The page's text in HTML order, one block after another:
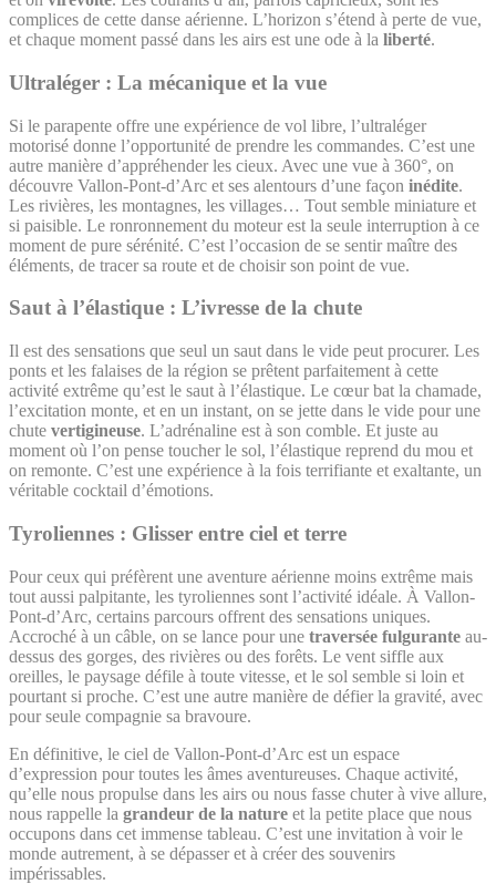
complices de cette danse aérienne. L’horizon s’étend à perte de vue,
et chaque moment passé dans les airs est une ode à la liberté.
Ultraléger : La mécanique et la vue
Si le parapente offre une expérience de vol libre, l’ultraléger
motorisé donne l’opportunité de prendre les commandes. C’est une
autre manière d’appréhender les cieux. Avec une vue à 360°, on
découvre Vallon-Pont-d’Arc et ses alentours d’une façon inédite.
Les rivières, les montagnes, les villages… Tout semble miniature et
si paisible. Le ronronnement du moteur est la seule interruption à ce
moment de pure sérénité. C’est l’occasion de se sentir maître des
éléments, de tracer sa route et de choisir son point de vue.
Saut à l’élastique : L’ivresse de la chute
Il est des sensations que seul un saut dans le vide peut procurer. Les
ponts et les falaises de la région se prêtent parfaitement à cette
activité extrême qu’est le saut à l’élastique. Le cœur bat la chamade,
l’excitation monte, et en un instant, on se jette dans le vide pour une
chute vertigineuse. L’adrénaline est à son comble. Et juste au
moment où l’on pense toucher le sol, l’élastique reprend du mou et
on remonte. C’est une expérience à la fois terrifiante et exaltante, un
véritable cocktail d’émotions.
Tyroliennes : Glisser entre ciel et terre
Pour ceux qui préfèrent une aventure aérienne moins extrême mais
tout aussi palpitante, les tyroliennes sont l’activité idéale. À Vallon-
Pont-d’Arc, certains parcours offrent des sensations uniques.
Accroché à un câble, on se lance pour une traversée fulgurante au-
dessus des gorges, des rivières ou des forêts. Le vent siffle aux
oreilles, le paysage défile à toute vitesse, et le sol semble si loin et
pourtant si proche. C’est une autre manière de défier la gravité, avec
pour seule compagnie sa bravoure.
En définitive, le ciel de Vallon-Pont-d’Arc est un espace
d’expression pour toutes les âmes aventureuses. Chaque activité,
qu’elle nous propulse dans les airs ou nous fasse chuter à vive allure,
nous rappelle la grandeur de la nature et la petite place que nous
occupons dans cet immense tableau. C’est une invitation à voir le
monde autrement, à se dépasser et à créer des souvenirs
impérissables.